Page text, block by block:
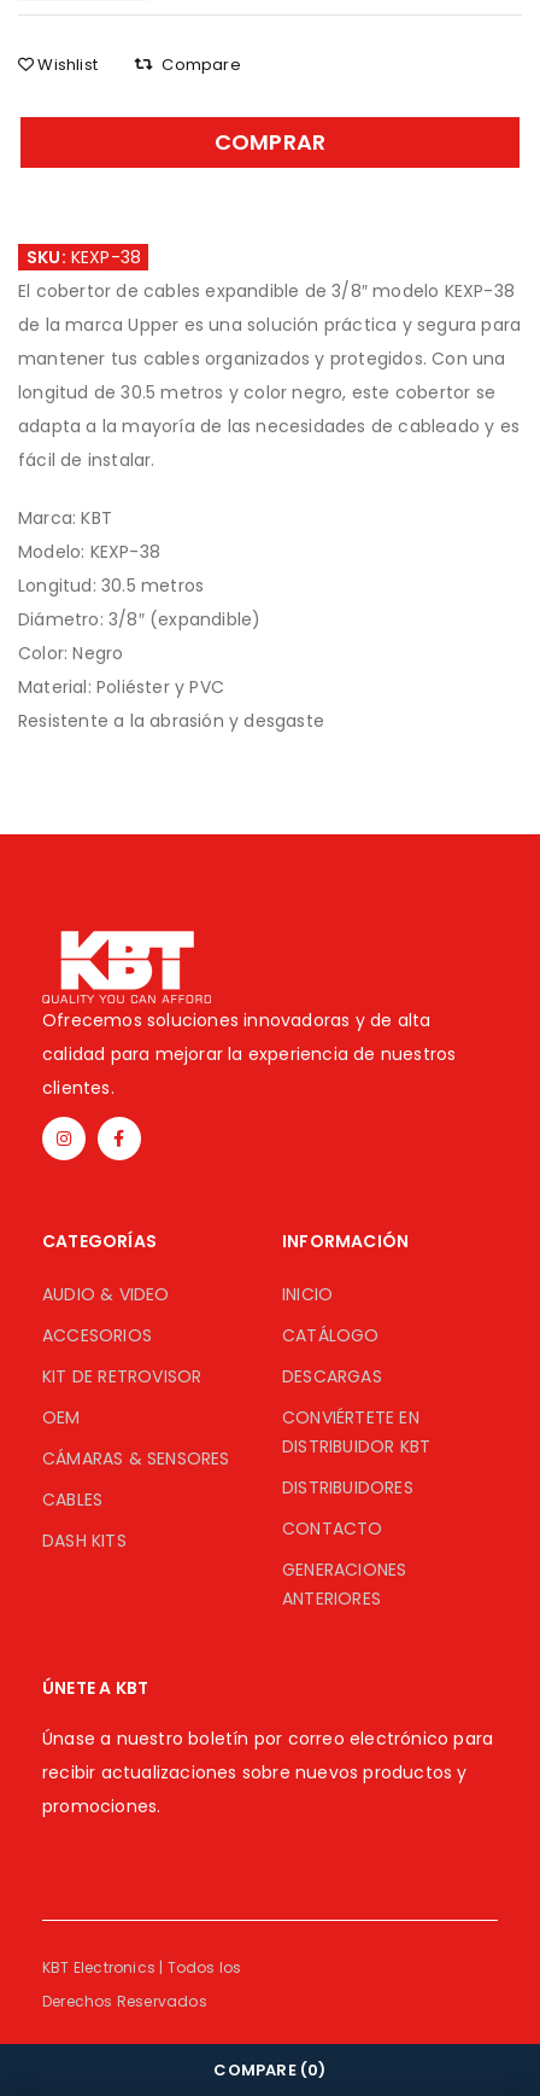
Wishlist Compare
COMPRAR
SKU: KEXP-38
El cobertor de cables expandible de 3/8″ modelo KEXP-38
de la marca Upper es una solución práctica y segura para
mantener tus cables organizados y protegidos. Con una
longitud de 30.5 metros y color negro, este cobertor se
adapta a la mayoría de las necesidades de cableado y es
fácil de instalar.
Marca: KBT
Modelo: KEXP-38
Longitud: 30.5 metros
Diámetro: 3/8″ (expandible)
Color: Negro
Material: Poliéster y PVC
Resistente a la abrasión y desgaste
Ofrecemos soluciones innovadoras y de alta
calidad para mejorar la experiencia de nuestros
clientes.
CATEGORÍAS
AUDIO & VIDEO
ACCESORIOS
KIT DE RETROVISOR
OEM
CÁMARAS & SENSORES
CABLES
DASH KITS
INFORMACIÓN
INICIO
CATÁLOGO
DESCARGAS
CONVIÉRTETE EN
DISTRIBUIDOR KBT
DISTRIBUIDORES
CONTACTO
GENERACIONES
ANTERIORES
ÚNETE A KBT
Únase a nuestro boletín por correo electrónico para
recibir actualizaciones sobre nuevos productos y
promociones.
KBT Electronics | Todos los
Derechos Reservados
COMPARE (0)